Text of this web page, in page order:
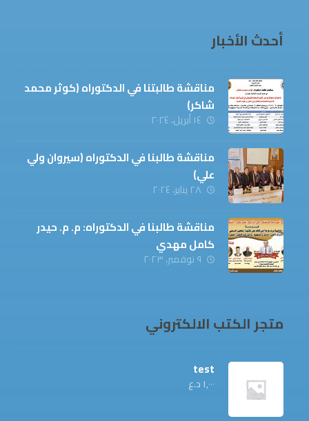
أحدث الأخبار
مناقشة طالبتنا في الدكتوراه (كوثر محمد
شاكر)
١٤ أبريل، ٢٠٢٤
مناقشة طالبنا في الدكتوراه (سيروان ولي
علي)
٢٨ يناير، ٢٠٢٤
مناقشة طالبنا في الدكتوراه: م. م. حيدر
كامل مهدي
٩ نوفمبر، ٢٠٢٣
متجر الكتب الالكتروني
test
١,٠٠٠ د.ع